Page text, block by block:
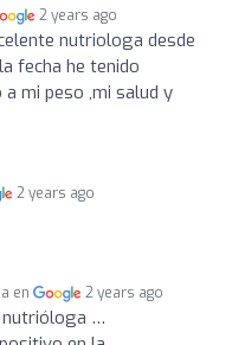
2 years ago
nutriologa desde
fecha he tenido
mi peso ,mi salud y
2 years ago
en 2 years ago
nutrióloga …